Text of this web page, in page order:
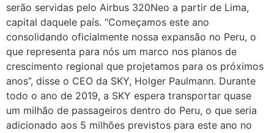
serão servidas pelo Airbus 320Neo a partir de Lima,
capital daquele país. “Começamos este ano
consolidando oficialmente nossa expansão no Peru, o
que representa para nós um marco nos planos de
crescimento regional que projetamos para os próximos
anos”, disse o CEO da SKY, Holger Paulmann. Durante
todo o ano de 2019, a SKY espera transportar quase
um milhão de passageiros dentro do Peru, o que seria
adicionado aos 5 milhões previstos para este ano no